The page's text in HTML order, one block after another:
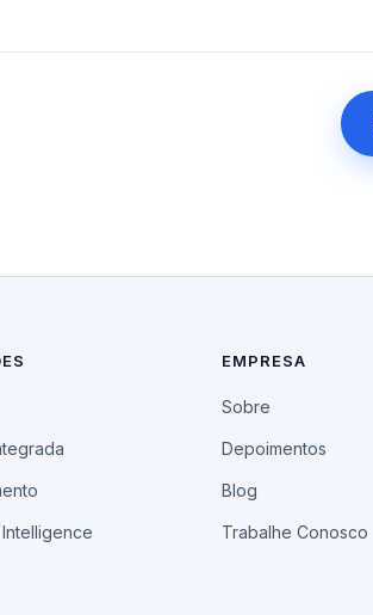
EMPRESA
Sobre
Depoimentos
Blog
Trabalhe Conosco